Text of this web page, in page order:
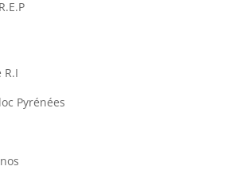
Pyrénées